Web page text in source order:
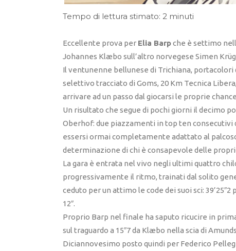
Tempo di lettura stimato: 2 minuti
Eccellente prova per Elia Barpche è settimo
Johannes Klæbo sull’altro norvegese Simen
Il ventunenne bellunese di Trichiana,
selettivo tracciato di Goms, 20 Km Tecnica
arrivare ad un passo dal giocarsi le proprie
Un risultato che segue di pochi giorni il decimo
Oberhof: due piazzamenti in top ten
essersi ormai completamente adattato al
determinazione di chi è consapevole delle
La gara è entrata nel vivo negli ultimi quattro
progressivamente il ritmo, trainati dal solito
ceduto per un attimo le code dei suoi sci:
12″.
Proprio Barp nel finale ha saputo ricucire in
sul traguardo a 15″7 da Klæbo nella scia di
Diciannovesimo posto quindi per Federico